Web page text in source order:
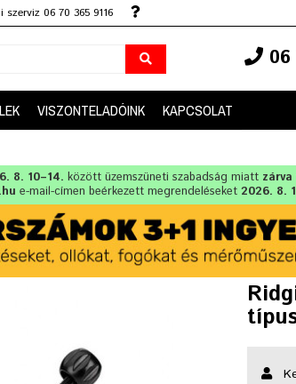
06 70 365 9116
06
VISZONTELADÓINK KAPCSOLAT
8. 10–14. között üzemszüneti szabadság miatt
e-mail-címen beérkezett megrendeléseket2026. 8.